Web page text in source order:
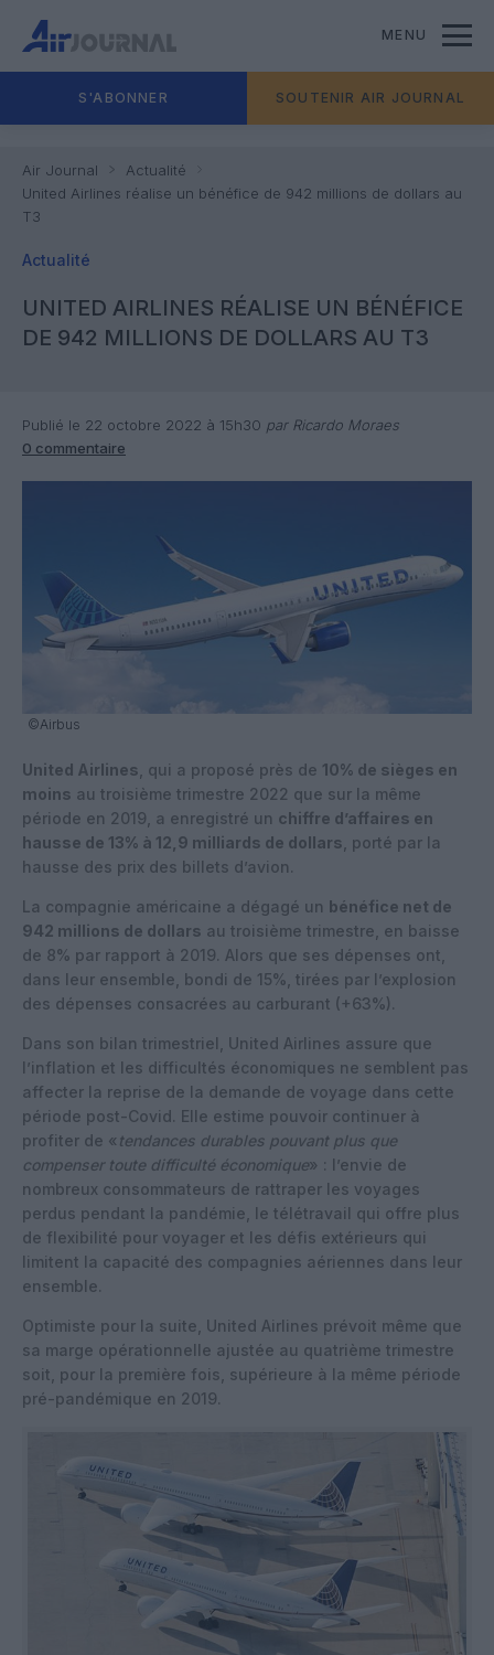
MENU
S'ABONNER SOUTENIR AIR JOURNAL
Air Journal
Actualité
United Airlines réalise un bénéfice de 942 millions de dollars au
T3
Actualité
UNITED AIRLINES RÉALISE UN BÉNÉFICE
DE 942 MILLIONS DE DOLLARS AU T3
Publié le 22 octobre 2022 à 15h30 par Ricardo Moraes
0 commentaire
©Airbus
United Airlines , qui a proposé près de 10% de sièges en
moins au troisième trimestre 2022 que sur la même
période en 2019, a enregistré un chiffre d’affaires en
hausse de 13% à 12,9 milliards de dollars , porté par la
hausse des prix des billets d’avion.
La compagnie américaine a dégagé un bénéfice net de
942 millions de dollars au troisième trimestre, en baisse
de 8% par rapport à 2019. Alors que ses dépenses ont,
dans leur ensemble, bondi de 15%, tirées par l’explosion
des dépenses consacrées au carburant (+63%).
Dans son bilan trimestriel, United Airlines assure que
l’inflation et les difficultés économiques ne semblent pas
affecter la reprise de la demande de voyage dans cette
période post-Covid. Elle estime pouvoir continuer à
profiter de « tendances durables pouvant plus que
compenser toute difficulté économique» : l’envie de
nombreux consommateurs de rattraper les voyages
perdus pendant la pandémie, le télétravail qui offre plus
de flexibilité pour voyager et les défis extérieurs qui
limitent la capacité des compagnies aériennes dans leur
ensemble.
Optimiste pour la suite, United Airlines prévoit même que
sa marge opérationnelle ajustée au quatrième trimestre
soit, pour la première fois, supérieure à la même période
pré-pandémique en 2019.